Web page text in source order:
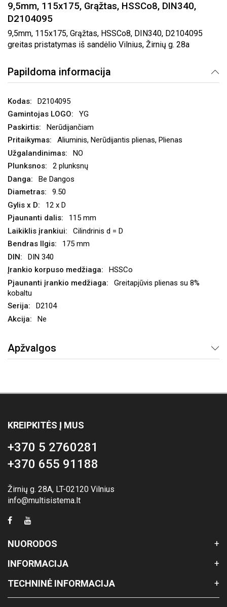
9,5mm, 115x175, Grąžtas, HSSCo8, DIN340,
D2104095
9,5mm, 115x175, Grąžtas, HSSCo8, DIN340, D2104095
greitas pristatymas iš sandėlio Vilnius, Žirnių g. 28a
Papildoma informacija
D2104095
YG
Nerūdijančiam
Aliuminis, Nerūdijantis plienas, Plienas
NO
2 plunksnų
Be Dangos
9.50
12 x D
115 mm
Cilindrinis d = D
175 mm
DIN 340
HSSCo
Greitapjūvis plienas su 8%
kobaltu
D2104
Ne
Apžvalgos
KREIPKITĖS Į MUS
+370 5 2760281
+370 655 91188
Žirnių g. 28A, LT-02120 Vilnius
info@multisistema.lt
NUORODOS
INFORMACIJA
TECHNINĖ INFORMACIJA